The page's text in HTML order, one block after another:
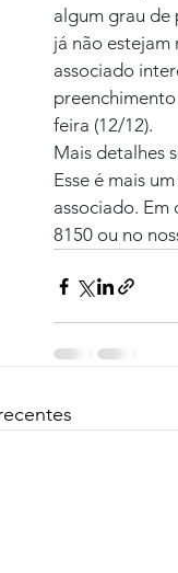
algum grau de
já não estejam
associado
feira (12/12).
Mais detalhes
Esse é mais
associado. Em
8150 ou no